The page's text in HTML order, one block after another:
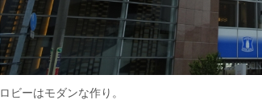
ロビーはモダンな作り。